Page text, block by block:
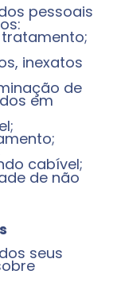
pessoais
inexatos
de
em
cabível;
de não
seus